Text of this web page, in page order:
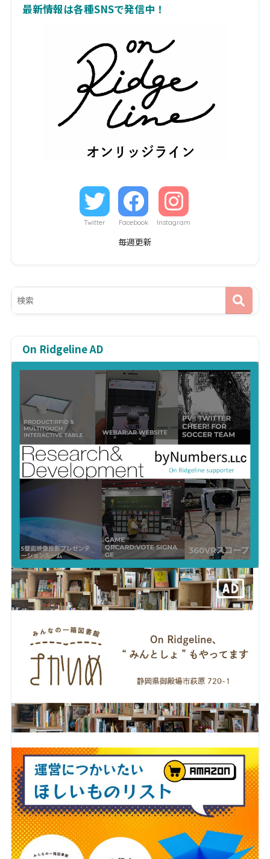
最新情報は各種SNSで発信中！
Twitter Facebook Instagram
毎週更新
On Ridgeline AD